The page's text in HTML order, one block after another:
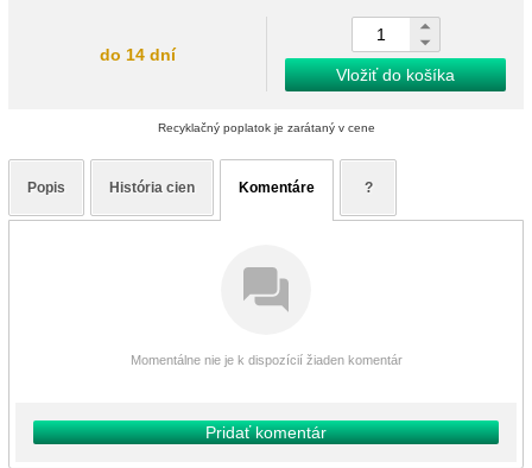
do 14 dní
Vložiť do košíka
Recyklačný poplatok je zarátaný v cene
Popis História cien Komentáre ?
Momentálne nie je k dispozícií žiaden komentár
Pridať komentár